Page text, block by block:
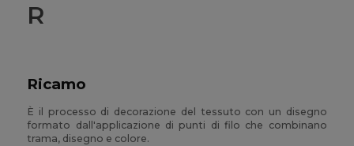
R
Ricamo
È il processo di decorazione del tessuto con un disegno
formato dall'applicazione di punti di filo che combinano
trama, disegno e colore.